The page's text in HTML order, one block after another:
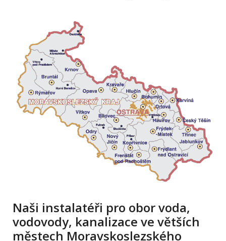
Naši instalatéři pro obor voda,
vodovody, kanalizace ve větších
městech Moravskoslezského